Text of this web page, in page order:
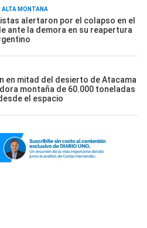
ALTA MONTAÑA
alertaron por el colapso en el
ante la demora en su reapertura
en mitad del desierto de Atacama
montaña de 60.000 toneladas
el espacio